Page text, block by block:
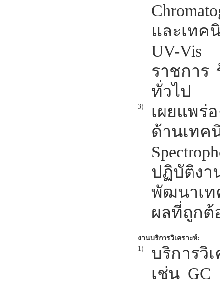
และเทค
UV-Vis
ราชการ
ทั่วไป
3)
เผยแพร่
ด้านเท
ปฏิบัติง
พัฒนาเท
ผลที่ถูกต้
งานบริการวิเคราะห์:
1)
บริการวิ
เช่น GC